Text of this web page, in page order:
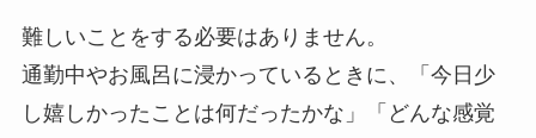
難しいことをする必要はありません。
通勤中やお風呂に浸かっているときに、「今日少
し嬉しかったことは何だったかな」「どんな感覚